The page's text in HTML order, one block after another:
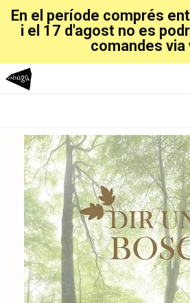
En el període comprés
i el 17 d'agost no es
comandes via